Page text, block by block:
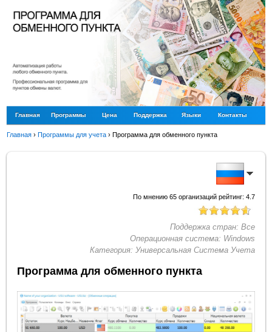
Главная Программы Цена Поддержка Языки Контакты
Главная ›Программы для учета ›Программа для обменного пункта
По мнению 65организаций рейтинг: 4.7
Поддержка стран: Все
Операционная система: Windows
Категория: Универсальная Система Учета
Программа для обменного пункта